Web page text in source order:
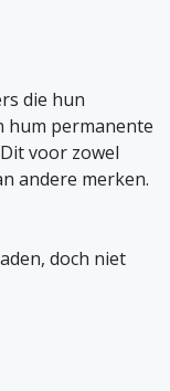
die hun
hum permanente
voor zowel
andere merken.
doch niet